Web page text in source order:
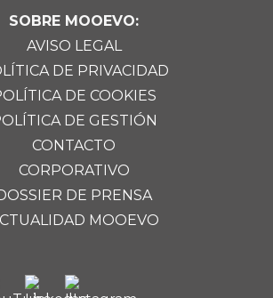
SOBRE MOOEVO:
AVISO LEGAL
DE PRIVACIDAD
DE COOKIES
DE GESTIÓN
CONTACTO
CORPORATIVO
DE PRENSA
MOOEVO